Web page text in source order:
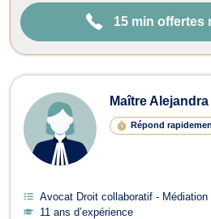
15 min offertes
Maître
Répond
Avocat Droit collaboratif - Médiation
11 ans d’expérience